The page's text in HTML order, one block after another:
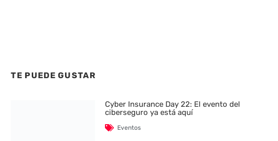
TE PUEDE GUSTAR
Cyber Insurance Day 22: El evento del
ciberseguro ya está aquí
Eventos